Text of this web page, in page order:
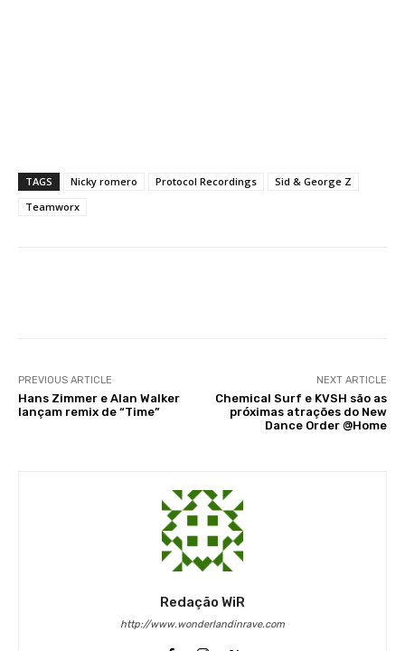
TAGS Nicky romero Protocol Recordings
Sid & George Z
Teamworx
PREVIOUS ARTICLE
Hans Zimmer e Alan Walker
lançam remix de “Time”
NEXT ARTICLE
Chemical Surf e KVSH são as
próximas atrações do New
Dance Order @Home
Redação WiR
http://www.wonderlandinrave.com